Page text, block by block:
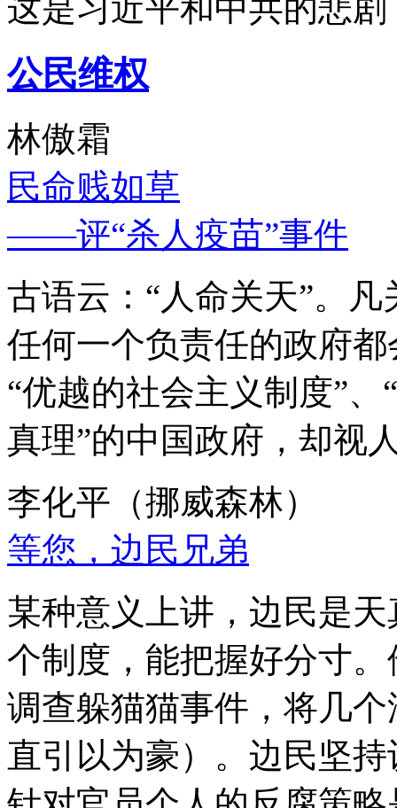
这是习近平和中共的悲
公民维权
林傲霜
民命贱如草
——评“杀人疫苗”事件
古语云：“人命关天”。
任何一个负责任的政府
“优越的社会主义制度”
真理”的中国政府，却视
李化平（挪威森林）
等您，边民兄弟
某种意义上讲，边民是
个制度，能把握好分寸
调查躲猫猫事件，将几
直引以为豪）。边民坚